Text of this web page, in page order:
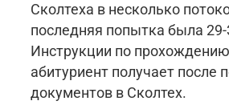
Сколтеха в несколько
последняя попытка была
Инструкции по
абитуриент получает после
документов в Сколтех.